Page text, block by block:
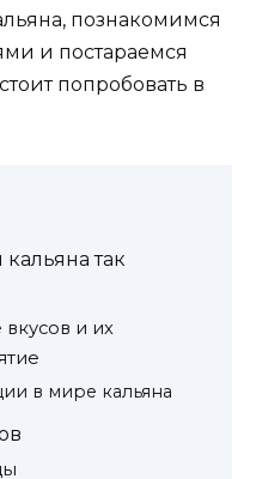
познакомимся
и постараемся
попробовать в
так
и их
в мире кальяна